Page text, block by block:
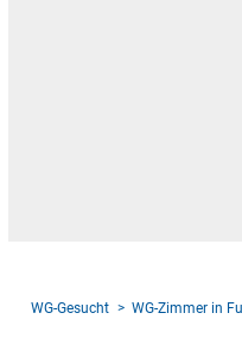
WG-Gesucht WG-Zimmer in